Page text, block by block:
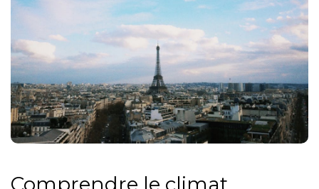
Comprendre le climat